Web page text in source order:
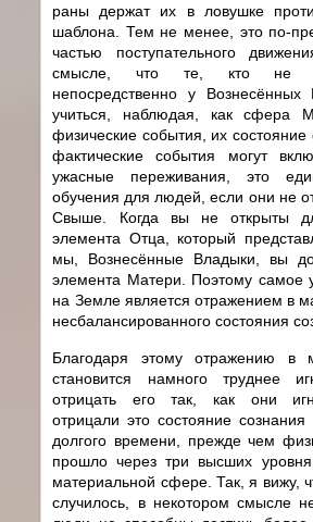
раны держат их в ловушке
шаблона. Тем не менее, это по-
частью поступательного
смысле, что те, кто не
непосредственно у
учиться, наблюдая, как сфера
физические события, их состояние
фактические события могут
ужасные переживания, это
обучения для людей, если они не
Свыше. Когда вы не открыты
элемента Отца, который
мы, Вознесённые Владыки, вы
элемента Матери. Поэтому самое
на Земле является отражением в
несбалансированного состояния
Благодаря этому отражению в
становится намного труднее
отрицать его так, как они
отрицали это состояние
долгого времени, прежде чем
прошло через три высших
материальной сфере. Так, я вижу,
случилось, в некотором смысле